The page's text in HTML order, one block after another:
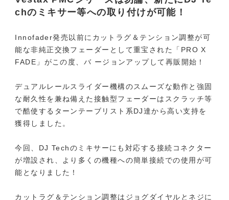
chのミキサー等への取り付けが可能！
Innofader発売以前にカットラグ＆テンション調整が可
能な非純正交換フェーダーとして重宝された「PRO X
FADE」がこの度、バ ージョンアップして再販開始！
デュアルレールスライダー機構のスムーズな動作と強固
な耐久性を兼ね備えた接触型フェーダーはスクラッチ等
で酷使するターンテーブリスト系DJ達から高い支持を
獲得しました。
今回、DJ Techのミキサーにも対応する接続コネクター
が増設され、より多くの機種への簡単接続での使用が可
能となりました！
カットラグ＆テンション調整はジョグダイヤルとネジに